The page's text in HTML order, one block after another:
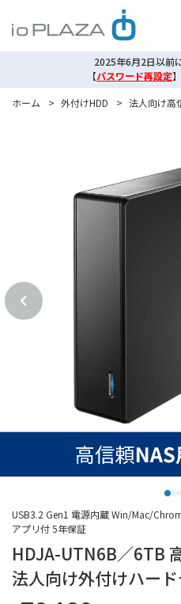
2025年6月2日以前
【パスワード再設定】
ホーム
> 外付けHDD > 法人向け高
HDJA-UTN6B／6TB
法人向け外付けハー
USB3.2 Gen1 電源内蔵 Win/Mac/
アプリ付 5年保証